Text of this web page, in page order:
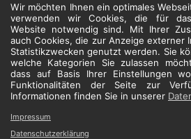
Wir möchten Ihnen ein optimales
verwenden wir Cookies, die für
Website notwendig sind. Mit Ihrer
auch Cookies, die zur Anzeige externer
Statistikzwecken genutzt werden. Sie
welche Kategorien Sie zulassen
dass auf Basis Ihrer Einstellungen
Funktionalitäten der Seite zur
Informationen finden Sie in unserer
Impressum
Datenschutzerklärung